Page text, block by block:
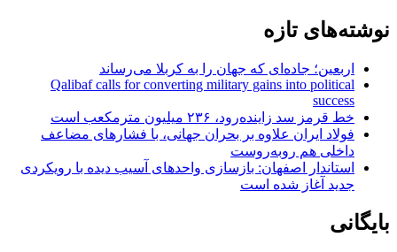
نوشته‌های تازه
اربعین؛ جاده‌ای که جهان را به کربلا می‌رساند
Qalibaf calls for converting military gains into political
success
خط قرمز سد زاینده‌رود، ۲۳۶ میلیون مترمکعب است
فولاد ایران علاوه بر بحران جهانی، با فشارهای مضاعف
داخلی هم روبه‌روست
استاندار اصفهان: بازسازی واحدهای آسیب دیده با رویکردی
جدید آغاز شده است
بایگانی